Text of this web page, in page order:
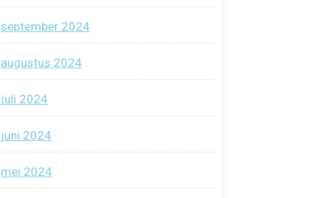
september 2024
augustus 2024
juli 2024
juni 2024
mei 2024